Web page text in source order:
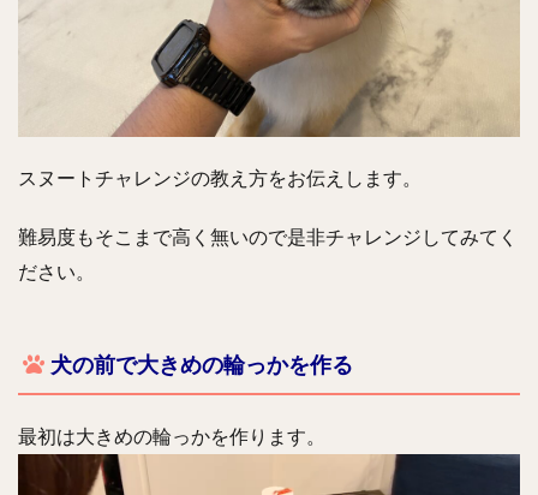
スヌートチャレンジの教え方をお伝えします。
難易度もそこまで高く無いので是非チャレンジしてみてく
ださい。
犬の前で大きめの輪っかを作る
最初は大きめの輪っかを作ります。